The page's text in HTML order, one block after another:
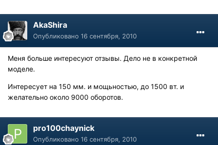
AkaShira
Опубликовано 16 сентября, 2010
Меня больше интересуют отзывы. Дело не в конкретной
моделе.
Интересует на 150 мм. и мощьностью, до 1500 вт. и
желательно около 9000 оборотов.
pro100chaynick
Опубликовано 16 сентября, 2010